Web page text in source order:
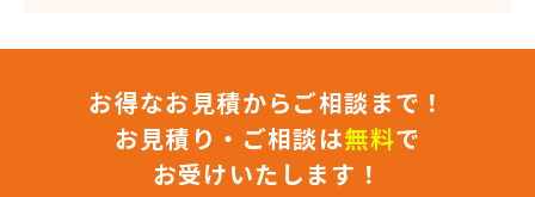
佐藤燃料店
佐野市エルピーガス販売協同組合
佐野燃料
細井プロパン
お得なお見積からご相談まで！
お見積り・ご相談は無料で
お受けいたします！